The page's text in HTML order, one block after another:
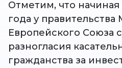
Отметим, что
года у правительства
Европейского Союза
разногласия
гражданства за